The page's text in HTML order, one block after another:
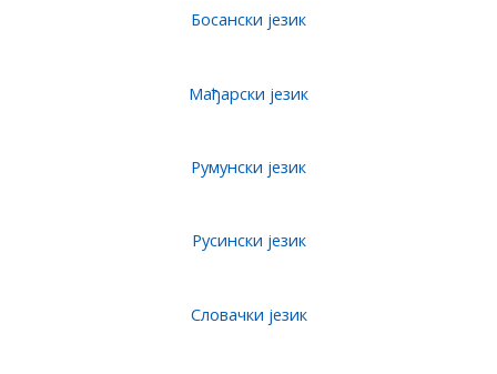
Босански језик
Мађарски језик
Румунски језик
Русински језик
Словачки језик